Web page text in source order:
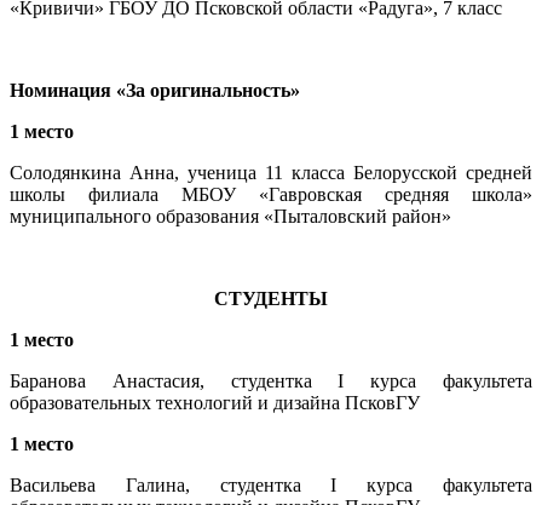
«Кривичи» ГБОУ ДО Псковской области «Радуга», 7 класс
Номинация «За оригинальность»
1 место
Солодянкина Анна, ученица 11 класса Белорусской средней
школы филиала МБОУ «Гавровская средняя школа»
муниципального образования «Пыталовский район»
СТУДЕНТЫ
1 место
Баранова Анастасия, студентка I курса факультета
образовательных технологий и дизайна ПсковГУ
1 место
Васильева Галина, студентка I курса факультета